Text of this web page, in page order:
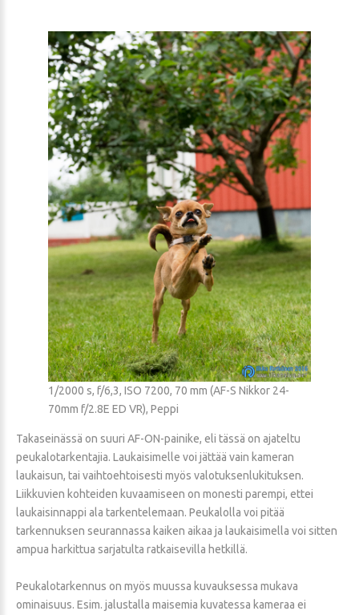
1/2000 s, f/6,3, ISO 7200, 70 mm (AF-S Nikkor 24-
70mm f/2.8E ED VR), Peppi
Takaseinässä on suuri AF-ON-painike, eli tässä on ajateltu
peukalotarkentajia. Laukaisimelle voi jättää vain kameran
laukaisun, tai vaihtoehtoisesti myös valotuksenlukituksen.
Liikkuvien kohteiden kuvaamiseen on monesti parempi, ettei
laukaisinnappi ala tarkentelemaan. Peukalolla voi pitää
tarkennuksen seurannassa kaiken aikaa ja laukaisimella voi sitten
ampua harkittua sarjatulta ratkaisevilla hetkillä.
Peukalotarkennus on myös muussa kuvauksessa mukava
ominaisuus. Esim. jalustalla maisemia kuvatessa kameraa ei